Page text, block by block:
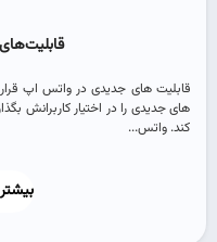
قابلیت های جدیدی در واتس اپ
های جدیدی را در اختیار کاربرانش
کند. واتس...